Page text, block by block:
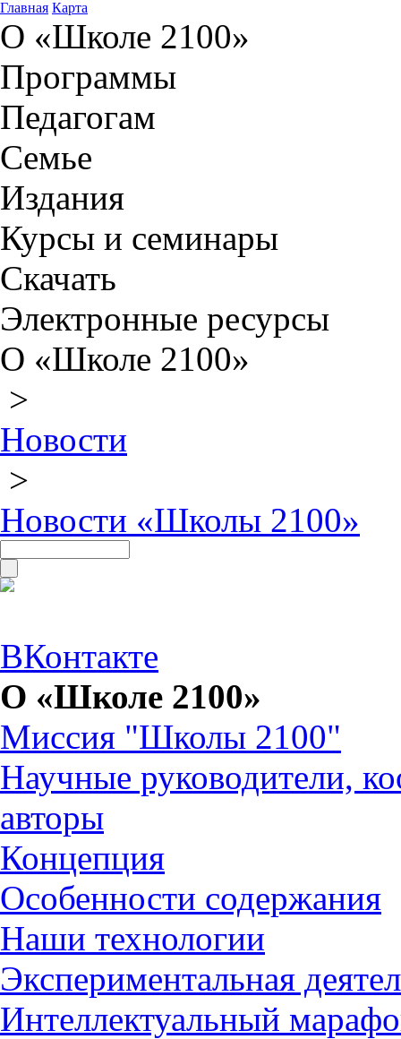
Главная Карта
О «Школе 2100»
Программы
Педагогам
Семье
Издания
Курсы и семинары
Скачать
Электронные ресурсы
О «Школе 2100»
>
Новости
>
Новости «Школы 2100»
ВКонтакте
О «Школе 2100»
Миссия "Школы 2100"
Научные руководители,
авторы
Концепция
Особенности содержания
Наши технологии
Экспериментальная
Интеллектуальный